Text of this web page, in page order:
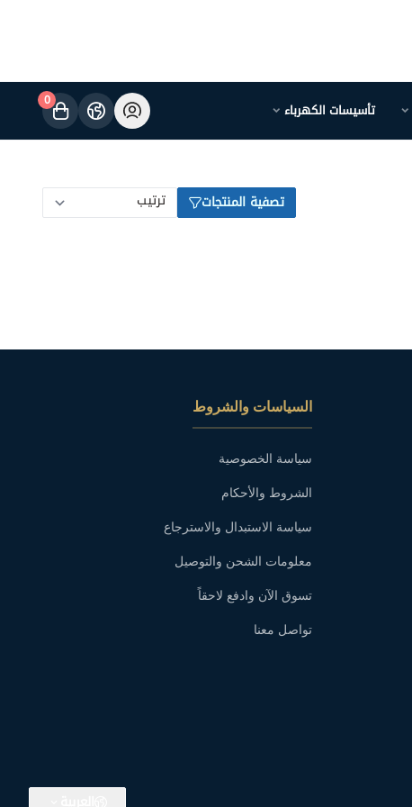
تأسيسات الكهرباء 0
تصفية المنتجات
السياسات والشروط
سياسة الخصوصية
الشروط والأحكام
سياسة الاستبدال والاسترجاع
معلومات الشحن والتوصيل
تسوق الآن وادفع لاحقاً
تواصل معنا